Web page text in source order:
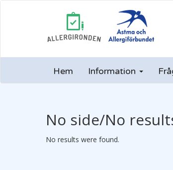
Hem Information
No side/No
No results were found.